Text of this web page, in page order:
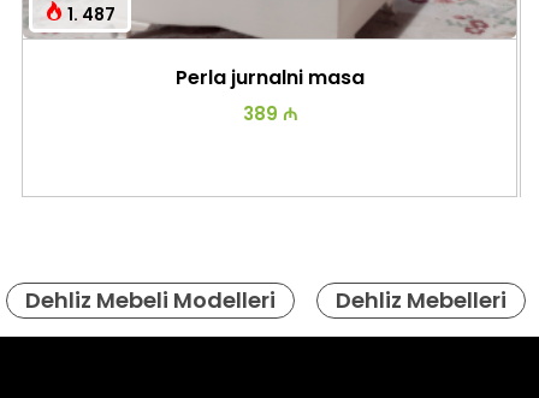
1. 487
Perla jurnalni masa
389 ₼
Dehliz Mebeli Modelleri Dehliz Mebelleri